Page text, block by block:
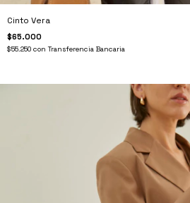
Cinto Vera
$65.000
$55.250 con Transferencia Bancaria